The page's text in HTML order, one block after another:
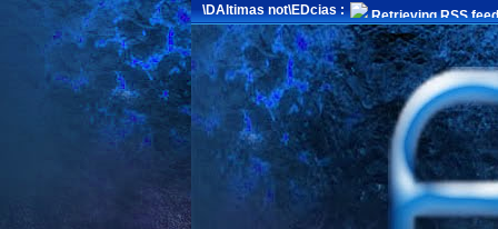
\DAltimas not\EDcias : Retrieving RSS